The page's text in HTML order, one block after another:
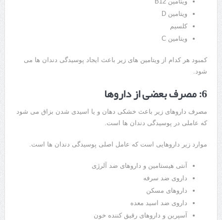
ویتامین D
کلسیم
ویتامین C
کمبود هر کدام از ویتامین های زیر باعث ایجاد پوسیدگی دندان ها می
شود.
6: مصرف بعضی از داروها
مصرف داروهای زیر باعث خشکی دهان و یا اسیدی شدن بزاق می شود
که عاملی در پوسیدگی دندان ها است.
موارد زیر داروهایی است که عامل اصلی پوسیدگی دندان ها است.
آنتی هیستامین‌ و دارو‌های ضد آلرژی
داروی ضد سرفه
دارو‌های مسکن
داروی ضد اسید معده
آسپرین و دارو‌های رقیق کننده خون